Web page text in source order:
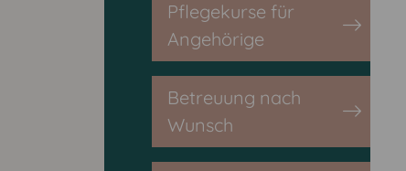
Pflegekurse für
Angehörige
Betreuung nach
Wunsch